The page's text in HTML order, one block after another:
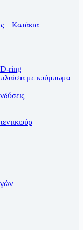
– Καπάκια
D-ring
πλαίσια με κούμπωμα